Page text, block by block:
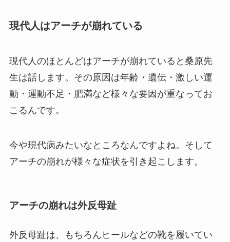
現代人はアーチが崩れている
現代人のほとんどはアーチが崩れていると桑原先
生は話します。その原因は年齢・遺伝・激しい運
動・運動不足・肥満など様々な要因が重なってお
こるんです。
今や現代病みたいなところなんですよね。そして
アーチの崩れが様々な症状を引き起こします。
アーチの崩れは外反母趾
外反母趾は、もちろんヒールなどの靴を履いてい